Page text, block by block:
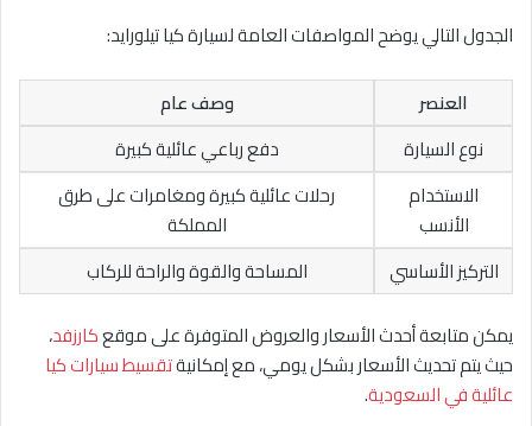
الجدول التالي يوضح المواصفات العامة لسيارة كيا تيلورايد:
العنصر
وصف عام
نوع السيارة
دفع رباعي عائلية كبيرة
الاستخدام
الأنسب
رحلات عائلية كبيرة ومغامرات على طرق
المملكة
التركيز الأساسي
المساحة والقوة والراحة للركاب
يمكن متابعة أحدث الأسعار والعروض المتوفرة على موقعكارزفد،
حيث يتم تحديث الأسعار بشكل يومي، مع إمكانيةتقسيط سيارات كيا
عائلية في السعودية.